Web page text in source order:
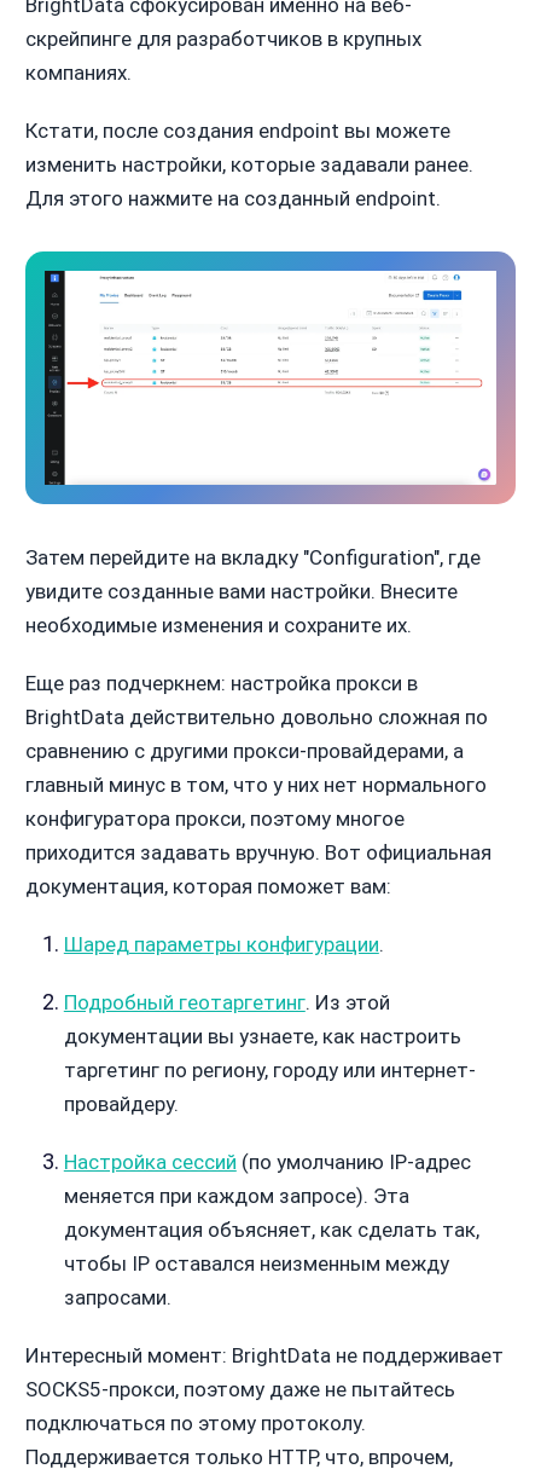
скрейпинге для разработчиков в крупных
компаниях.
Кстати, после создания endpoint вы можете
изменить настройки, которые задавали ранее.
Для этого нажмите на созданный endpoint.
Затем перейдите на вкладку "Configuration", где
увидите созданные вами настройки. Внесите
необходимые изменения и сохраните их.
Еще раз подчеркнем: настройка прокси в
BrightData действительно довольно сложная по
сравнению с другими прокси-провайдерами, а
главный минус в том, что у них нет нормального
конфигуратора прокси, поэтому многое
приходится задавать вручную. Вот официальная
документация, которая поможет вам:
Шаред параметры конфигурации.
Подробный геотаргетинг. Из этой
документации вы узнаете, как настроить
таргетинг по региону, городу или интернет-
провайдеру.
Настройка сессий (по умолчанию IP-адрес
меняется при каждом запросе). Эта
документация объясняет, как сделать так,
чтобы IP оставался неизменным между
запросами.
Интересный момент: BrightData не поддерживает
SOCKS5-прокси, поэтому даже не пытайтесь
подключаться по этому протоколу.
Поддерживается только HTTP, что, впрочем,